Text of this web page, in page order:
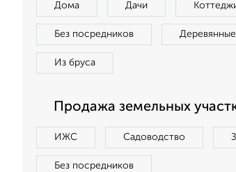
Дома Дачи
Без посредников Деревянные
Из бруса
Продажа земельных
ИЖС Садоводство
Без посредников